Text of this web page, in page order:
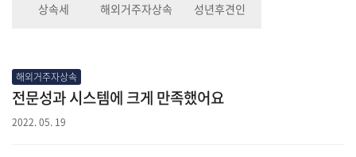
상속세 해외거주자상속 성년후견인
해외거주자상속
전문성과 시스템에 크게 만족했어요
2022. 05. 19